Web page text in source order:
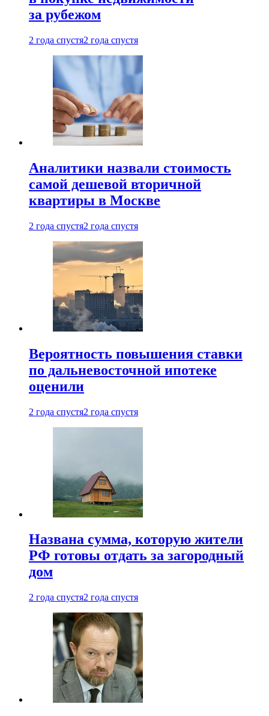
за рубежом
2 года спустя2 года спустя
Аналитики назвали стоимость
самой дешевой вторичной
квартиры в Москве
2 года спустя2 года спустя
Вероятность повышения ставки
по дальневосточной ипотеке
оценили
2 года спустя2 года спустя
Названа сумма, которую жители
РФ готовы отдать за загородный
дом
2 года спустя2 года спустя